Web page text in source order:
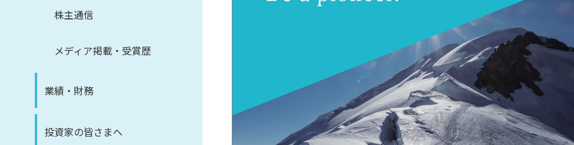
株主通信
メディア掲載・受賞歴
業績・財務
投資家の皆さまへ